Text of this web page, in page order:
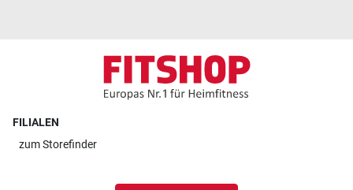
FILIALEN
zumStorefinder